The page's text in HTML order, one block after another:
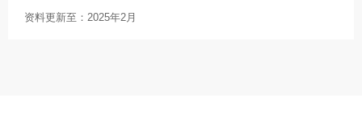
资料更新至： 2025年2月